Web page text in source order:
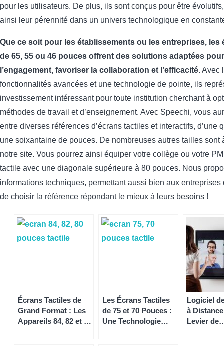
pour les utilisateurs. De plus, ils sont conçus pour être
ainsi leur pérennité dans un univers technologique en
Que ce soit pour les établissements ou les entreprises, les
de 65, 55 ou 46 pouces offrent des solutions adaptées
l’engagement, favoriser la collaboration et l’efficacité.Avec
fonctionnalités avancées et une technologie de pointe, ils
investissement intéressant pour toute institution cherchant à
méthodes de travail et d’enseignement. Avec Speechi, vous
entre diverses références d’écrans tactiles et interactifs, d’une
une soixantaine de pouces. De nombreuses autres tailles sont
notre site. Vous pourrez ainsi équiper votre collège ou votre
tactile avec une diagonale supérieure à 80 pouces. Nous
informations techniques, permettant aussi bien aux entreprises
de choisir la référence répondant le mieux à leurs besoins !
Écrans Tactiles de
Grand Format : Les
Appareils 84, 82 et 80
Les Écrans Tactiles
de 75 et 70 Pouces :
Une Technologie
Logiciel
à
Levier de